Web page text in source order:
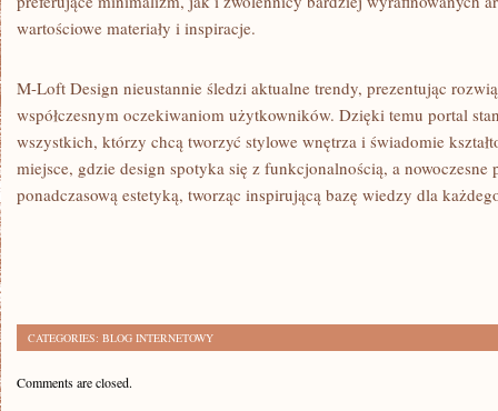
wartościowe materiały i inspiracje.
M-Loft Design nieustannie śledzi aktualne trendy, prezentując
współczesnym oczekiwaniom użytkowników. Dzięki temu portal
wszystkich, którzy chcą tworzyć stylowe wnętrza i świadomie
miejsce, gdzie design spotyka się z funkcjonalnością, a nowoczesne
ponadczasową estetyką, tworząc inspirującą bazę wiedzy dla
CATEGORIES: BLOG INTERNETOWY
Comments are closed.